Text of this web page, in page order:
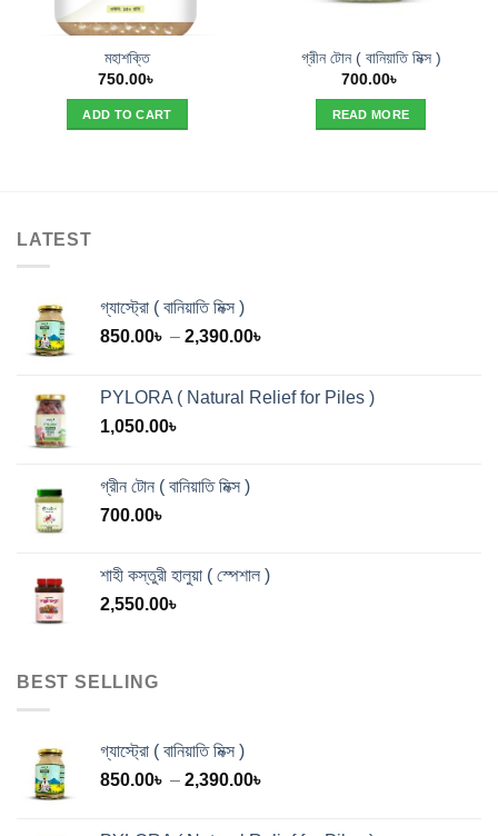
মহাশক্তি
750.00৳
ADD TO CART
গ্রীন টোন ( বানিয়াতি মিক্স )
700.00৳
READ MORE
LATEST
গ্যাস্ট্রো ( বানিয়াতি মিক্স )
850.00৳ – 2,390.00৳
through
PYLORA ( Natural Relief for Piles )
1,050.00৳
গ্রীন টোন ( বানিয়াতি মিক্স )
700.00৳
শাহী কস্তুরী হালুয়া ( স্পেশাল )
2,550.00৳
BEST SELLING
গ্যাস্ট্রো ( বানিয়াতি মিক্স )
850.00৳ – 2,390.00৳